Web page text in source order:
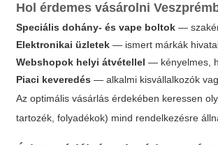
Hol érdemes vásárolni
Speciális dohány- és vape boltok —
Elektronikai üzletek — ismert márkák
Webshopok helyi átvétellel — kényelmes,
Piaci keveredés — alkalmi kisvállalkozók
Az optimális vásárlás érdekében keressen
tartozék, folyadékok) mind rendelkezésre